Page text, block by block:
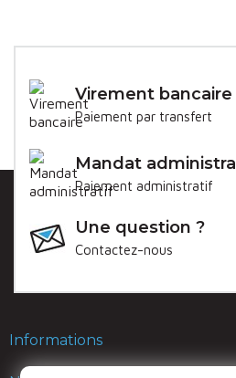
Virement bancaire
Paiement par transfert
Mandat
Paiement administratif
Une question ?
Contactez-nous
Informations